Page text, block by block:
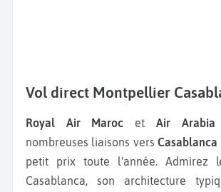
Vol direct Montpellier
Royal Air Maroc et Air Arabia
nombreuses liaisons vers Casablanca
petit prix toute l'année. Admirez
Casablanca, son architecture